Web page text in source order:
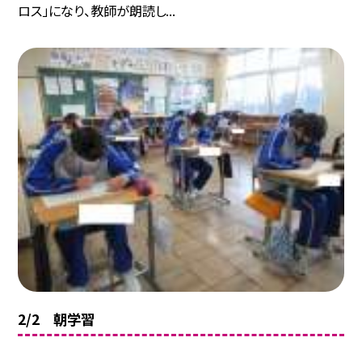
ロス」になり、教師が朗読し...
2/2 朝学習